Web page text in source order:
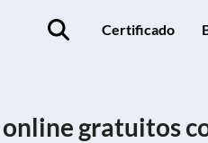
Certificado
online gratuitos